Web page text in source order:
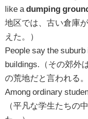
like a dumping
地区では、古い倉庫
えた。）
People say the suburb
buildings.（その郊外
の荒地だと言われる。
Among ordinary
（平凡な学生たちの